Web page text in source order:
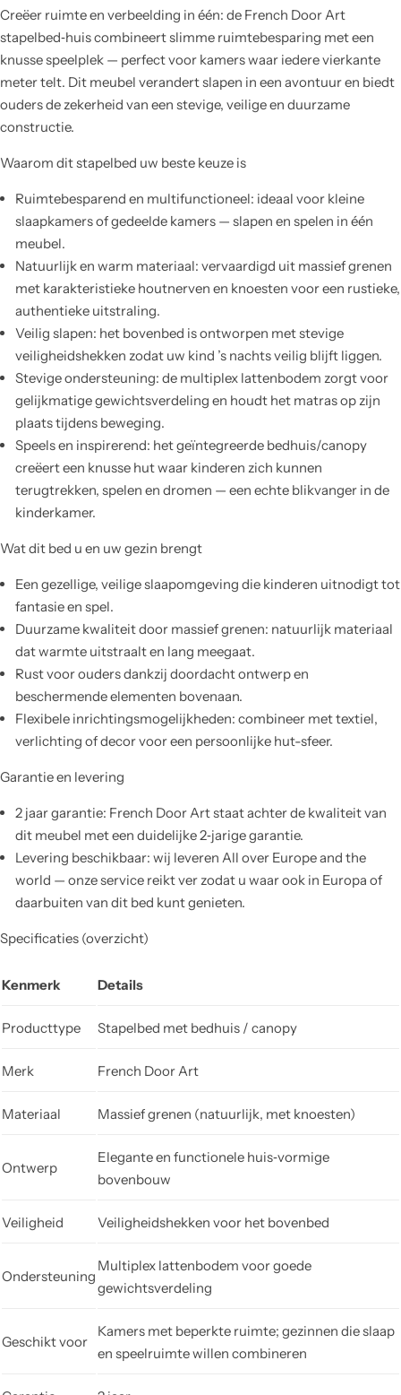
Creëer ruimte en verbeelding in één: de French Door Art
stapelbed‑huis combineert slimme ruimtebesparing met een
knusse speelplek — perfect voor kamers waar iedere vierkante
meter telt. Dit meubel verandert slapen in een avontuur en biedt
ouders de zekerheid van een stevige, veilige en duurzame
constructie.
Waarom dit stapelbed uw beste keuze is
Ruimtebesparend en multifunctioneel: ideaal voor kleine
slaapkamers of gedeelde kamers — slapen en spelen in één
meubel.
Natuurlijk en warm materiaal: vervaardigd uit massief grenen
met karakteristieke houtnerven en knoesten voor een rustieke,
authentieke uitstraling.
Veilig slapen: het bovenbed is ontworpen met stevige
veiligheidshekken zodat uw kind ’s nachts veilig blijft liggen.
Stevige ondersteuning: de multiplex lattenbodem zorgt voor
gelijkmatige gewichtsverdeling en houdt het matras op zijn
plaats tijdens beweging.
Speels en inspirerend: het geïntegreerde bedhuis/canopy
creëert een knusse hut waar kinderen zich kunnen
terugtrekken, spelen en dromen — een echte blikvanger in de
kinderkamer.
Wat dit bed u en uw gezin brengt
Een gezellige, veilige slaapomgeving die kinderen uitnodigt tot
fantasie en spel.
Duurzame kwaliteit door massief grenen: natuurlijk materiaal
dat warmte uitstraalt en lang meegaat.
Rust voor ouders dankzij doordacht ontwerp en
beschermende elementen bovenaan.
Flexibele inrichtingsmogelijkheden: combineer met textiel,
verlichting of decor voor een persoonlijke hut-sfeer.
Garantie en levering
2 jaar garantie: French Door Art staat achter de kwaliteit van
dit meubel met een duidelijke 2‑jarige garantie.
Levering beschikbaar: wij leveren All over Europe and the
world — onze service reikt ver zodat u waar ook in Europa of
daarbuiten van dit bed kunt genieten.
Specificaties (overzicht)
Kenmerk Details
Producttype Stapelbed met bedhuis / canopy
Merk French Door Art
Materiaal Massief grenen (natuurlijk, met knoesten)
Ontwerp
Elegante en functionele huis‑vormige
bovenbouw
Veiligheid Veiligheidshekken voor het bovenbed
Ondersteuning
Multiplex lattenbodem voor goede
gewichtsverdeling
Geschikt voor
Kamers met beperkte ruimte; gezinnen die slaap
en speelruimte willen combineren